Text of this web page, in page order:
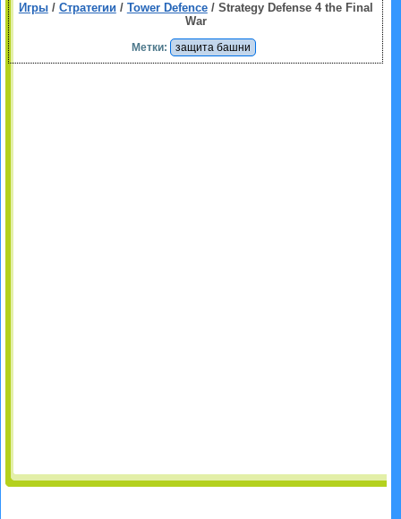
Игры/ Стратегии / Tower Defence/ Strategy Defense 4 the Final
War
Метки: защита башни